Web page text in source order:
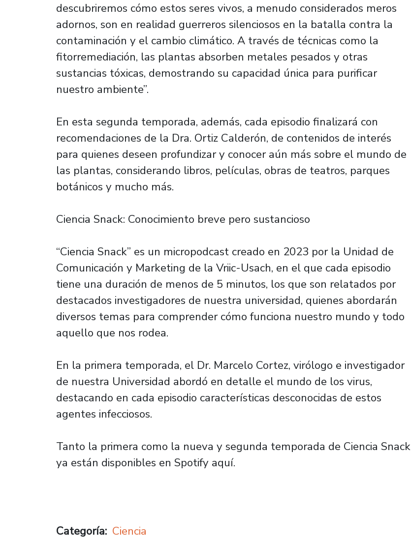
descubriremos cómo estos seres vivos, a menudo considerados meros
adornos, son en realidad guerreros silenciosos en la batalla contra la
contaminación y el cambio climático. A través de técnicas como la
fitorremediación, las plantas absorben metales pesados y otras
sustancias tóxicas, demostrando su capacidad única para purificar
nuestro ambiente”​.
En esta segunda temporada, además, cada episodio finalizará con
recomendaciones de la Dra. Ortiz Calderón, de contenidos de interés
para quienes deseen profundizar y conocer aún más sobre el mundo de
las plantas, considerando libros, películas, obras de teatros, parques
botánicos y mucho más.
Ciencia Snack: Conocimiento breve pero sustancioso
“Ciencia Snack” es un micropodcast creado en 2023 por la Unidad de
Comunicación y Marketing de la Vriic-Usach, en el que cada episodio
tiene una duración de menos de 5 minutos, los que son relatados por
destacados investigadores de nuestra universidad, quienes abordarán
diversos temas para comprender cómo funciona nuestro mundo y todo
aquello que nos rodea.
En la primera temporada, el Dr. Marcelo Cortez, virólogo e investigador
de nuestra Universidad abordó en detalle el mundo de los virus,
destacando en cada episodio características desconocidas de estos
agentes infecciosos.
Tanto la primera como la nueva y segunda temporada de Ciencia Snack
ya están disponibles en Spotify aquí.
Categoría Ciencia